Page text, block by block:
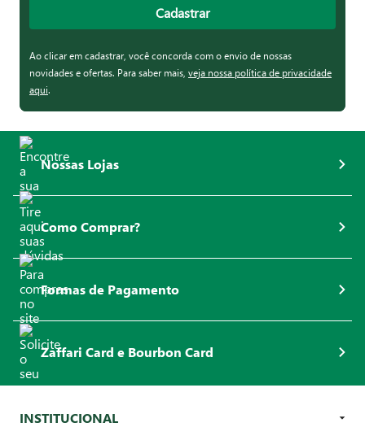
Cadastrar
Ao clicar em cadastrar, você concorda com o envio de nossas
novidades e ofertas. Para saber mais, veja nossa política de privacidade
aqui.
Nossas Lojas
Como Comprar?
Formas de Pagamento
Zaffari Card e Bourbon Card
INSTITUCIONAL